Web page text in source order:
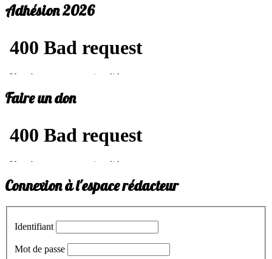
Adhésion 2026
Faire un don
Connexion à l'espace rédacteur
Identifiant
Mot de passe